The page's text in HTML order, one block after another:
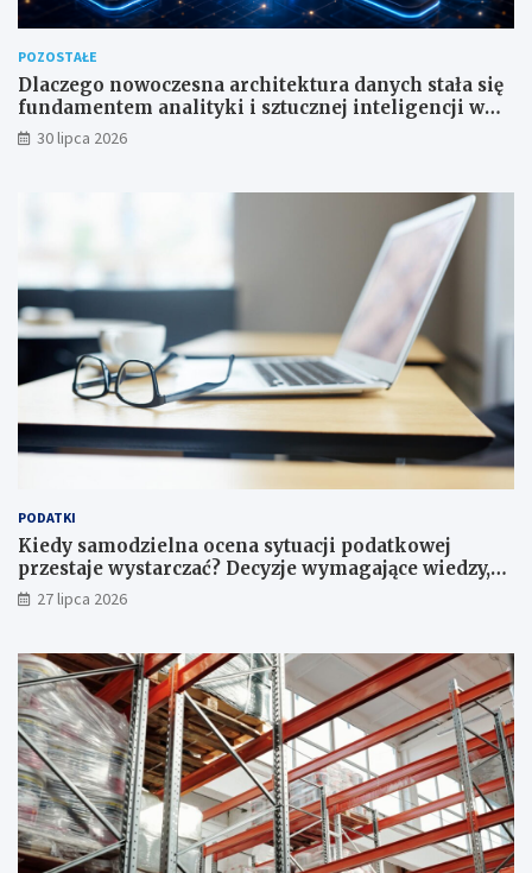
POZOSTAŁE
Dlaczego nowoczesna architektura danych stała się
fundamentem analityki i sztucznej inteligencji w
przedsiębiorstwach?
30 lipca 2026
PODATKI
Kiedy samodzielna ocena sytuacji podatkowej
przestaje wystarczać? Decyzje wymagające wiedzy,
której nie zastąpi internet
27 lipca 2026